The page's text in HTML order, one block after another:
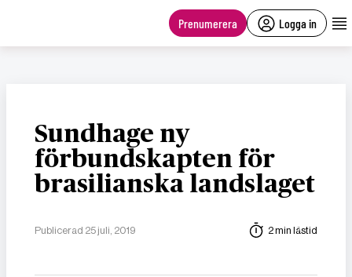
Prenumerera Logga in
Sundhage ny
förbundskapten för
brasilianska landslaget
Publicerad 25 juli, 2019 2 min lästid